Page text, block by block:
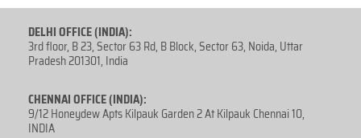
DELHI OFFICE (INDIA):
3rd floor, B 23, Sector 63 Rd, B Block, Sector 63, Noida, Uttar
Pradesh 201301, India
CHENNAI OFFICE (INDIA):
9/12 Honeydew Apts Kilpauk Garden 2 At Kilpauk Chennai 10,
INDIA